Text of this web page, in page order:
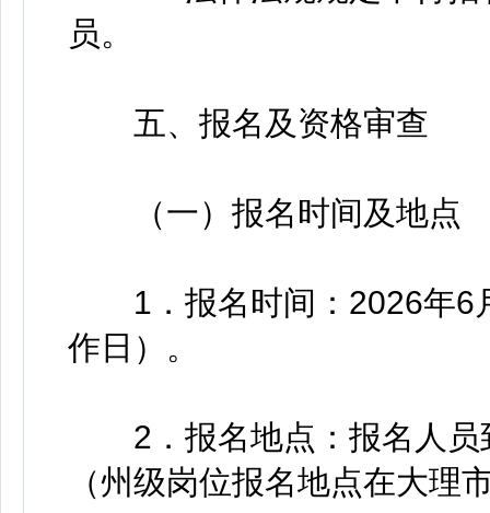
员。
五、报名及资格审查
（一）报名时间及地点
1．报名时间：2026年6
作日）。
2．报名地点：报名人员
（州级岗位报名地点在大理